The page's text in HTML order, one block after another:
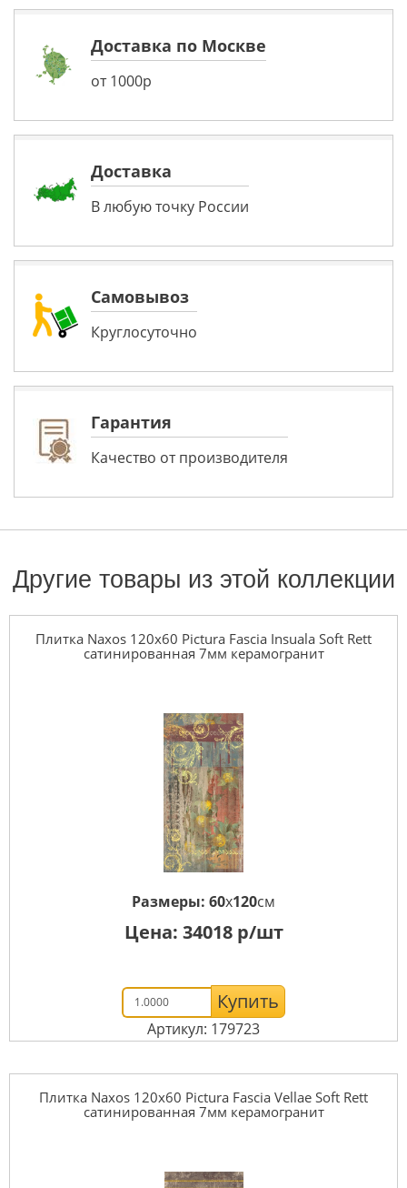
Доставка по Москве
от 1000р
Доставка
В любую точку России
Самовывоз
Круглосуточно
Гарантия
Качество от производителя
Другие товары из этой коллекции
Плитка Naxos 120x60 Pictura Fascia Insuala Soft Rett
сатинированная 7мм керамогранит
Размеры: 60x120см
Цена: 34018р/шт
Купить
Артикул: 179723
Плитка Naxos 120x60 Pictura Fascia Vellaе Soft Rett
сатинированная 7мм керамогранит